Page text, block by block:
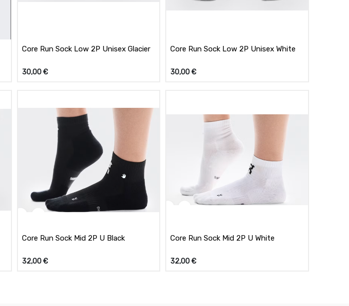
Core Run Sock Low 2P Unisex Glacier
30,00€
Core Run Sock Low 2P Unisex White
30,00€
Core Run Sock Mid 2P U Black
32,00€
Core Run Sock Mid 2P U White
32,00€